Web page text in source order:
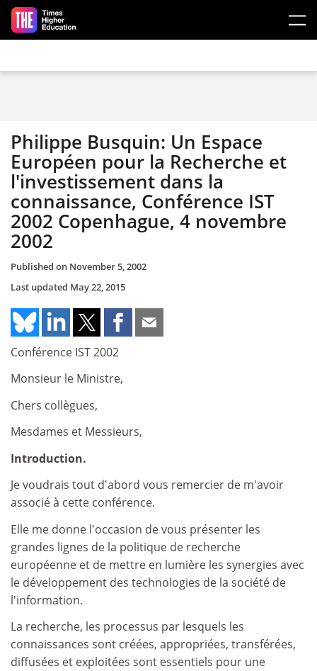
Skip to main content
Philippe Busquin: Un Espace
Européen pour la Recherche et
l'investissement dans la
connaissance, Conférence IST
2002 Copenhague, 4 novembre
2002
Published on November 5, 2002
Last updated May 22, 2015
Conférence IST 2002
Monsieur le Ministre,
Chers collègues,
Mesdames et Messieurs,
Introduction.
Je voudrais tout d'abord vous remercier de m'avoir
associé à cette conférence.
Elle me donne l'occasion de vous présenter les
grandes lignes de la politique de recherche
européenne et de mettre en lumière les synergies avec
le développement des technologies de la société de
l'information.
La recherche, les processus par lesquels les
connaissances sont créées, appropriées, transférées,
diffusées et exploitées sont essentiels pour une